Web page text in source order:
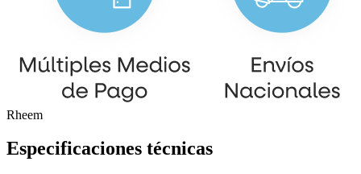
Rheem
Especificaciones técnicas